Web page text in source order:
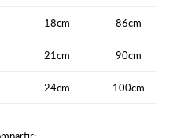
18cm 86cm
21cm 90cm
24cm 100cm